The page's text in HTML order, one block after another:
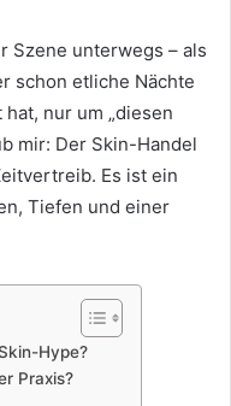
Szene unterwegs – als
schon etliche Nächte
nur um „diesen
mir: Der Skin-Handel
Es ist ein
Tiefen und einer
Hype?
Praxis?